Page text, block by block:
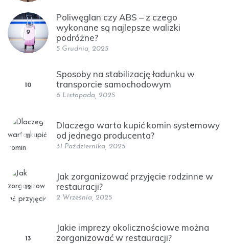
9
Poliwęglan czy ABS – z czego
wykonane są najlepsze walizki
podróżne?
5 Grudnia, 2025
10
Sposoby na stabilizację ładunku w
transporcie samochodowym
6 Listopada, 2025
11
Dlaczego warto kupić komin systemowy
od jednego producenta?
31 Października, 2025
12
Jak zorganizować przyjęcie rodzinne w
restauracji?
2 Września, 2025
13
Jakie imprezy okolicznościowe można
zorganizować w restauracji?